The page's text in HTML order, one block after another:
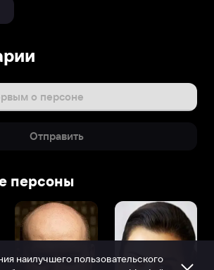
о персоне
Отправить
персоны
наилучшего пользовательского